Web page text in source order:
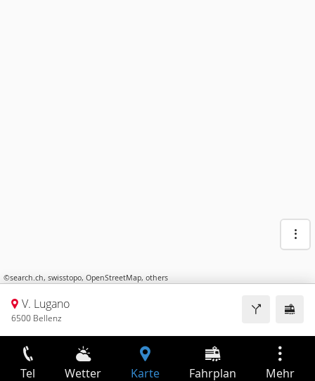
©search.ch, swisstopo, OpenStreetMap, others
V. Lugano
6500 Bellenz
Tel Wetter Karte Fahrplan Mehr